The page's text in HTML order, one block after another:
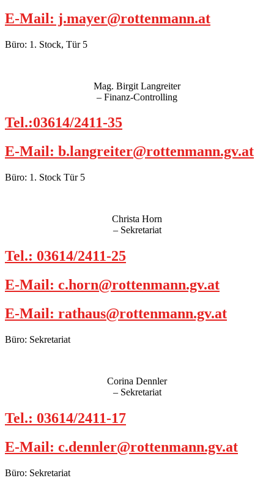
E-Mail: j.mayer@rottenmann.at
Büro: 1. Stock, Tür 5
Mag. Birgit Langreiter
– Finanz-Controlling
Tel.:03614/2411-35
E-Mail: b.langreiter@rottenmann.gv.at
Büro: 1. Stock Tür 5
Christa Horn
– Sekretariat
Tel.: 03614/2411-25
E-Mail: c.horn@rottenmann.gv.at
E-Mail: rathaus@rottenmann.gv.at
Büro: Sekretariat
Corina Dennler
– Sekretariat
Tel.: 03614/2411-17
E-Mail: c.dennler@rottenmann.gv.at
Büro: Sekretariat